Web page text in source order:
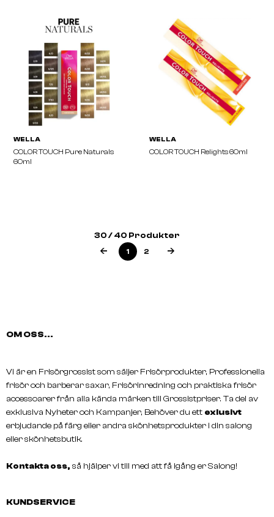
COLOR TOUCH OTC 130ml COLOR TOUCH PLUS
30 / 40 Produkter
1 2
OM OSS...
Vi är en Frisörgrossist som säljer Frisörprodukter, Professionella
frisör och barberar saxar, Frisörinredning och praktiska frisör
accessoarer från alla kända märken till Grossistpriser. Ta del av
exklusiva Nyheter och Kampanjer, Behöver du ett exlusivt
erbjudande på färg eller andra skönhetsprodukter i din salong
eller skönhetsbutik.
Kontakta oss, så hjälper vi till med att få igång er Salong!
KUNDSERVICE